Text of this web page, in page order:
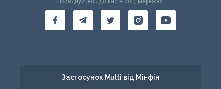
Приєднуйтесь до нас в соц. мережах:
Застосунок Multi від Мінфін